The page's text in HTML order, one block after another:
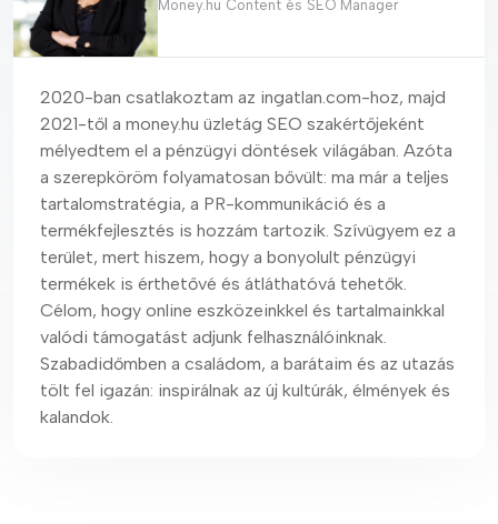
Money.hu Content és SEO Manager
2020-ban csatlakoztam az ingatlan.com-hoz, majd
2021-től a money.hu üzletág SEO szakértőjeként
mélyedtem el a pénzügyi döntések világában. Azóta
a szerepköröm folyamatosan bővült: ma már a teljes
tartalomstratégia, a PR-kommunikáció és a
termékfejlesztés is hozzám tartozik. Szívügyem ez a
terület, mert hiszem, hogy a bonyolult pénzügyi
termékek is érthetővé és átláthatóvá tehetők.
Célom, hogy online eszközeinkkel és tartalmainkkal
valódi támogatást adjunk felhasználóinknak.
Szabadidőmben a családom, a barátaim és az utazás
tölt fel igazán: inspirálnak az új kultúrák, élmények és
kalandok.